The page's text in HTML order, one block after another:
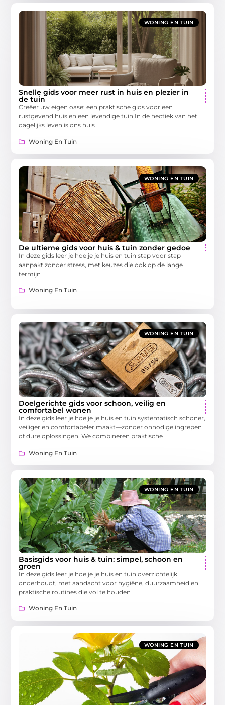
WONING EN TUIN
Snelle gids voor meer rust in huis en plezier in
de tuin
Creëer uw eigen oase: een praktische gids voor een
rustgevend huis en een levendige tuin In de hectiek van het
dagelijks leven is ons huis
Woning En Tuin
WONING EN TUIN
De ultieme gids voor huis & tuin zonder gedoe
In deze gids leer je hoe je je huis en tuin stap voor stap
aanpakt zonder stress, met keuzes die ook op de lange
termijn
Woning En Tuin
WONING EN TUIN
Doelgerichte gids voor schoon, veilig en
comfortabel wonen
In deze gids leer je hoe je je huis en tuin systematisch schoner,
veiliger en comfortabeler maakt—zonder onnodige ingrepen
of dure oplossingen. We combineren praktische
Woning En Tuin
WONING EN TUIN
Basisgids voor huis & tuin: simpel, schoon en
groen
In deze gids leer je hoe je je huis en tuin overzichtelijk
onderhoudt, met aandacht voor hygiëne, duurzaamheid en
praktische routines die vol te houden
Woning En Tuin
WONING EN TUIN